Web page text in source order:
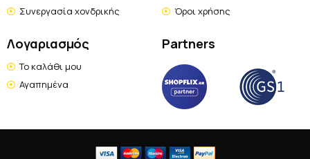
Συνεργασία χονδρικής
Όροι χρήσης
Λογαριασμός
Το καλάθι μου
Αγαπημένα
Partners